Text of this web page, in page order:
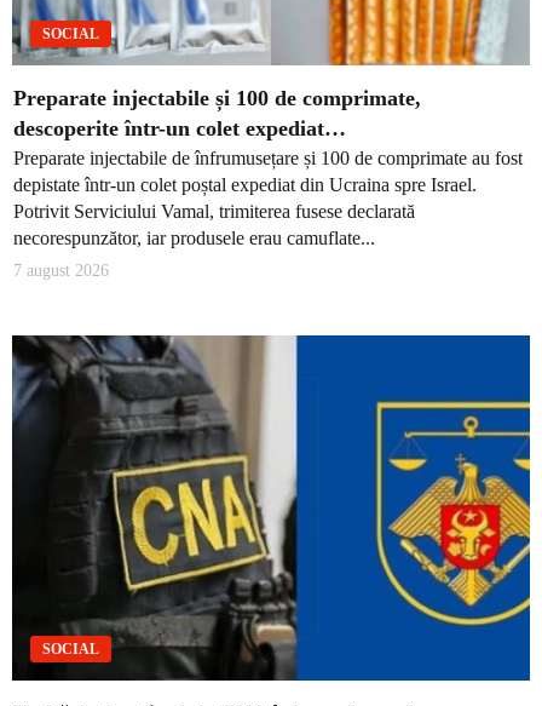
SOCIAL
Preparate injectabile și 100 de comprimate,
descoperite într-un colet expediat…
Preparate injectabile de înfrumusețare și 100 de comprimate au fost
depistate într-un colet poștal expediat din Ucraina spre Israel.
Potrivit Serviciului Vamal, trimiterea fusese declarată
necorespunzător, iar produsele erau camuflate...
7 august 2026
SOCIAL